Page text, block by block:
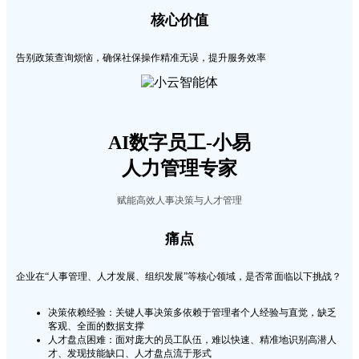
核心价值
告别政策查询烦恼，确保社保操作精准无误，提升服务效率
AI数字员工-小易
人力管理专家
赋能高效人事决策与人才管理
痛点
企业在“人事管理、人才发展、组织发展”等核心领域，是否常面临以下挑战？
决策依赖经验：关键人事决策多依赖于管理者个人经验与直觉，缺乏
客观、全面的数据支撑
人才盘点困难：面对庞大的员工队伍，难以快速、精准地识别高潜人
才、发现技能缺口、人才盘点流于形式